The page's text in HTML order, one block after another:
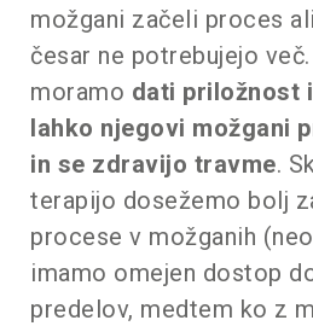
možgani začeli proces
česar ne potrebujejo
moramo dati priložnost
lahko njegovi možgani
in se zdravijo travme.
terapijo dosežemo bolj
procese v možganih
imamo omejen dostop
predelov, medtem ko z